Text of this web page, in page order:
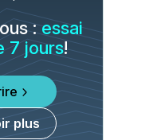
:essai
7 jours!
plus